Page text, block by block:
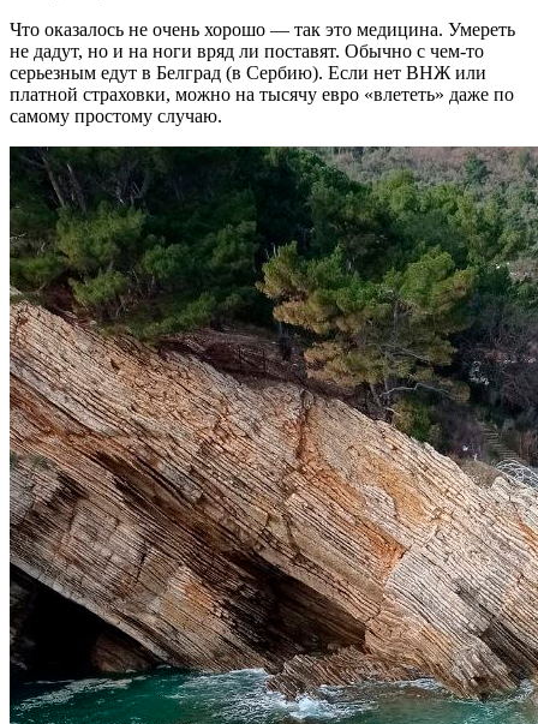
Что оказалось не очень хорошо — так это медицина. Умереть
не дадут, но и на ноги вряд ли поставят. Обычно с чем-то
серьезным едут в Белград (в Сербию). Если нет ВНЖ или
платной страховки, можно на тысячу евро «влететь» даже по
самому простому случаю.